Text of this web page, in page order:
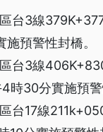
台3線
施預警性封橋。
台3線
時30分實施預警
台17線